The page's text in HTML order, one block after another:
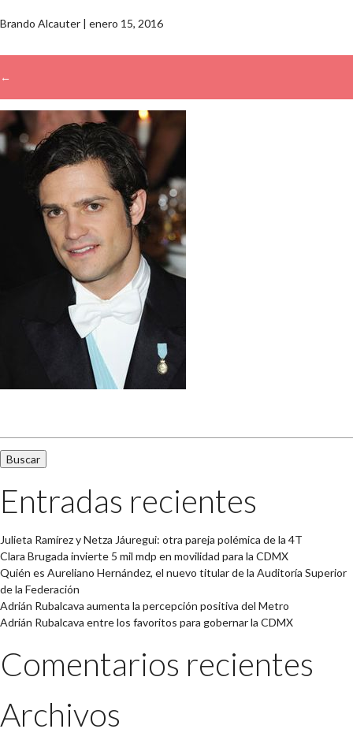
Brando Alcauter | enero 15, 2016
←
→
Entradas recientes
Julieta Ramírez y Netza Jáuregui: otra pareja polémica de la 4T
Clara Brugada invierte 5 mil mdp en movilidad para la CDMX
Quién es Aureliano Hernández, el nuevo titular de la Auditoría Superior
de la Federación
Adrián Rubalcava aumenta la percepción positiva del Metro
Adrián Rubalcava entre los favoritos para gobernar la CDMX
Comentarios recientes
Archivos